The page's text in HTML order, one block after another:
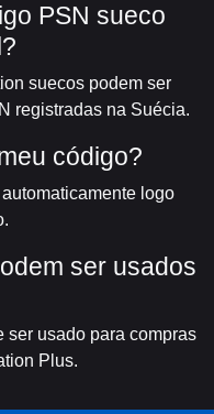
PSN sueco
suecos podem ser
registradas na Suécia.
código?
logo
ser usados
ser usado para compras
Plus.